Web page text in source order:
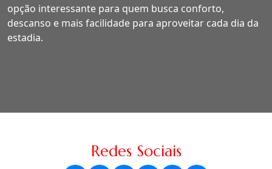
opção interessante para quem busca conforto,
descanso e mais facilidade para aproveitar cada dia da
estadia.
Redes Sociais